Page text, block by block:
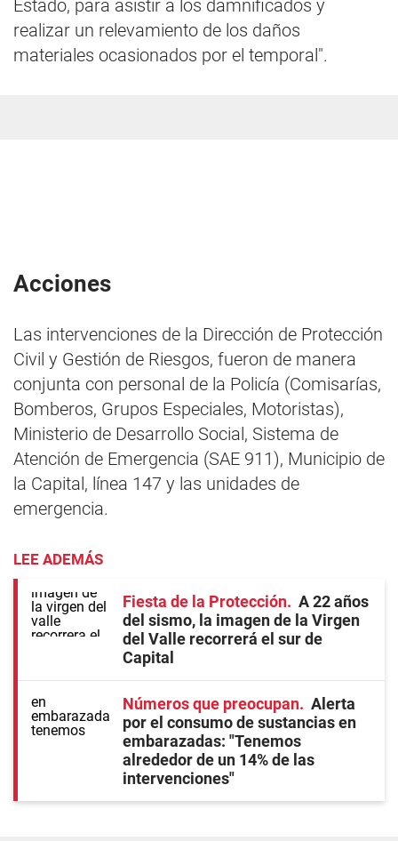
Estado, para asistir a los damnificados y
realizar un relevamiento de los daños
materiales ocasionados por el temporal".
Acciones
Las intervenciones de la Dirección de Protección
Civil y Gestión de Riesgos, fueron de manera
conjunta con personal de la Policía (Comisarías,
Bomberos, Grupos Especiales, Motoristas),
Ministerio de Desarrollo Social, Sistema de
Atención de Emergencia (SAE 911), Municipio de
la Capital, línea 147 y las unidades de
emergencia.
LEE ADEMÁS
Fiesta de la Protección
A 22 años
del sismo, la imagen de la Virgen
del Valle recorrerá el sur de
Capital
Números que preocupan
Alerta
por el consumo de sustancias en
embarazadas: "Tenemos
alrededor de un 14% de las
intervenciones"